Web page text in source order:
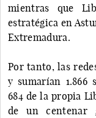
mientras que
estratégica en
Extremadura.
Por tanto, las
y sumarían 1.866
684 de la propia
de un centenar